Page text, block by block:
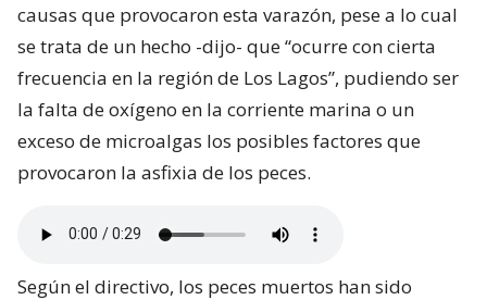
causas que provocaron esta varazón, pese a lo cual
se trata de un hecho -dijo- que “ocurre con cierta
frecuencia en la región de Los Lagos”, pudiendo ser
la falta de oxígeno en la corriente marina o un
exceso de microalgas los posibles factores que
provocaron la asfixia de los peces.
Según el directivo, los peces muertos han sido